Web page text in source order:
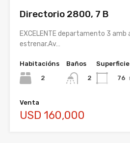
Directorio 2800, 7 B
EXCELENTE departamento 3
estrenar.Av…
Habitacións
2
Baños
2
Superficie
76
Venta
USD 160,000